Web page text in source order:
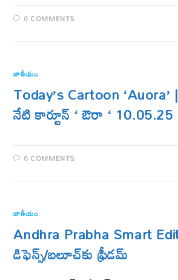
0 COMMENTS
జాతీయం
Today’s Cartoon ‘Auora’
నేటి కార్టూన్ ‘ ఔరా ‘ 10.05.25
0 COMMENTS
జాతీయం
Andhra Prabha Smart
డిఫెన్స్​/బలూచ్​కు ఫ్రీడమ్